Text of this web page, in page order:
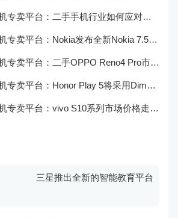
忠机者手机专卖平台：二手手机行业如何应对大数据的应用
忠机者手机专卖平台：Nokia发布全新Nokia 7.5，搭载大电池和优化相机
忠机者手机专卖平台：二手OPPO Reno4 Pro市场价格持续上涨
忠机者手机专卖平台：Honor Play 5将采用Dimensity 800U芯片
忠机者手机专卖平台：vivo S10系列市场价格走势平稳
三星推出全新的智能教育平台